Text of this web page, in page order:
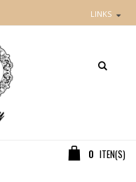
LINKS
0 ITEN(S)